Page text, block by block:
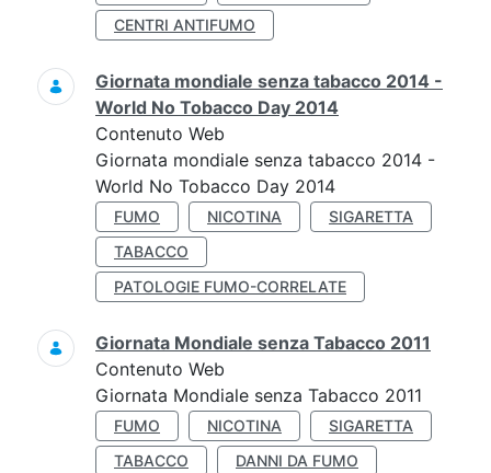
CENTRI ANTIFUMO
Giornata mondiale senza tabacco 2014 -
World No Tobacco Day 2014
Contenuto Web
Giornata mondiale senza tabacco 2014 -
World No Tobacco Day 2014
FUMO NICOTINA
SIGARETTA
TABACCO
PATOLOGIE FUMO-CORRELATE
Giornata Mondiale senza Tabacco 2011
Contenuto Web
Giornata Mondiale senza Tabacco 2011
FUMO NICOTINA
SIGARETTA
TABACCO
DANNI DA FUMO